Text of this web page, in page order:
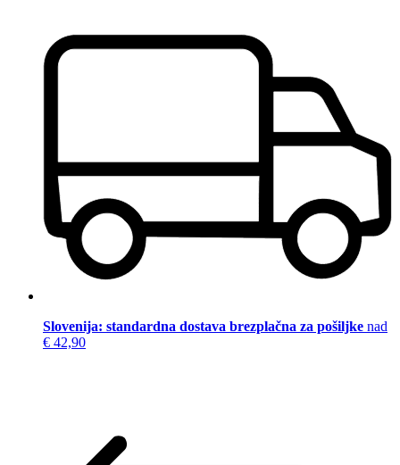
Slovenija: standardna dostava brezplačna za pošiljke nad
€ 42,90